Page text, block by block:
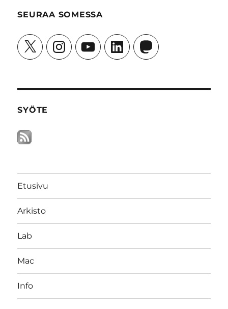
SEURAA SOMESSA
X InstagramYouTubeLinkedInMastodon
SYÖTE
Etusivu
Arkisto
Lab
Mac
Info